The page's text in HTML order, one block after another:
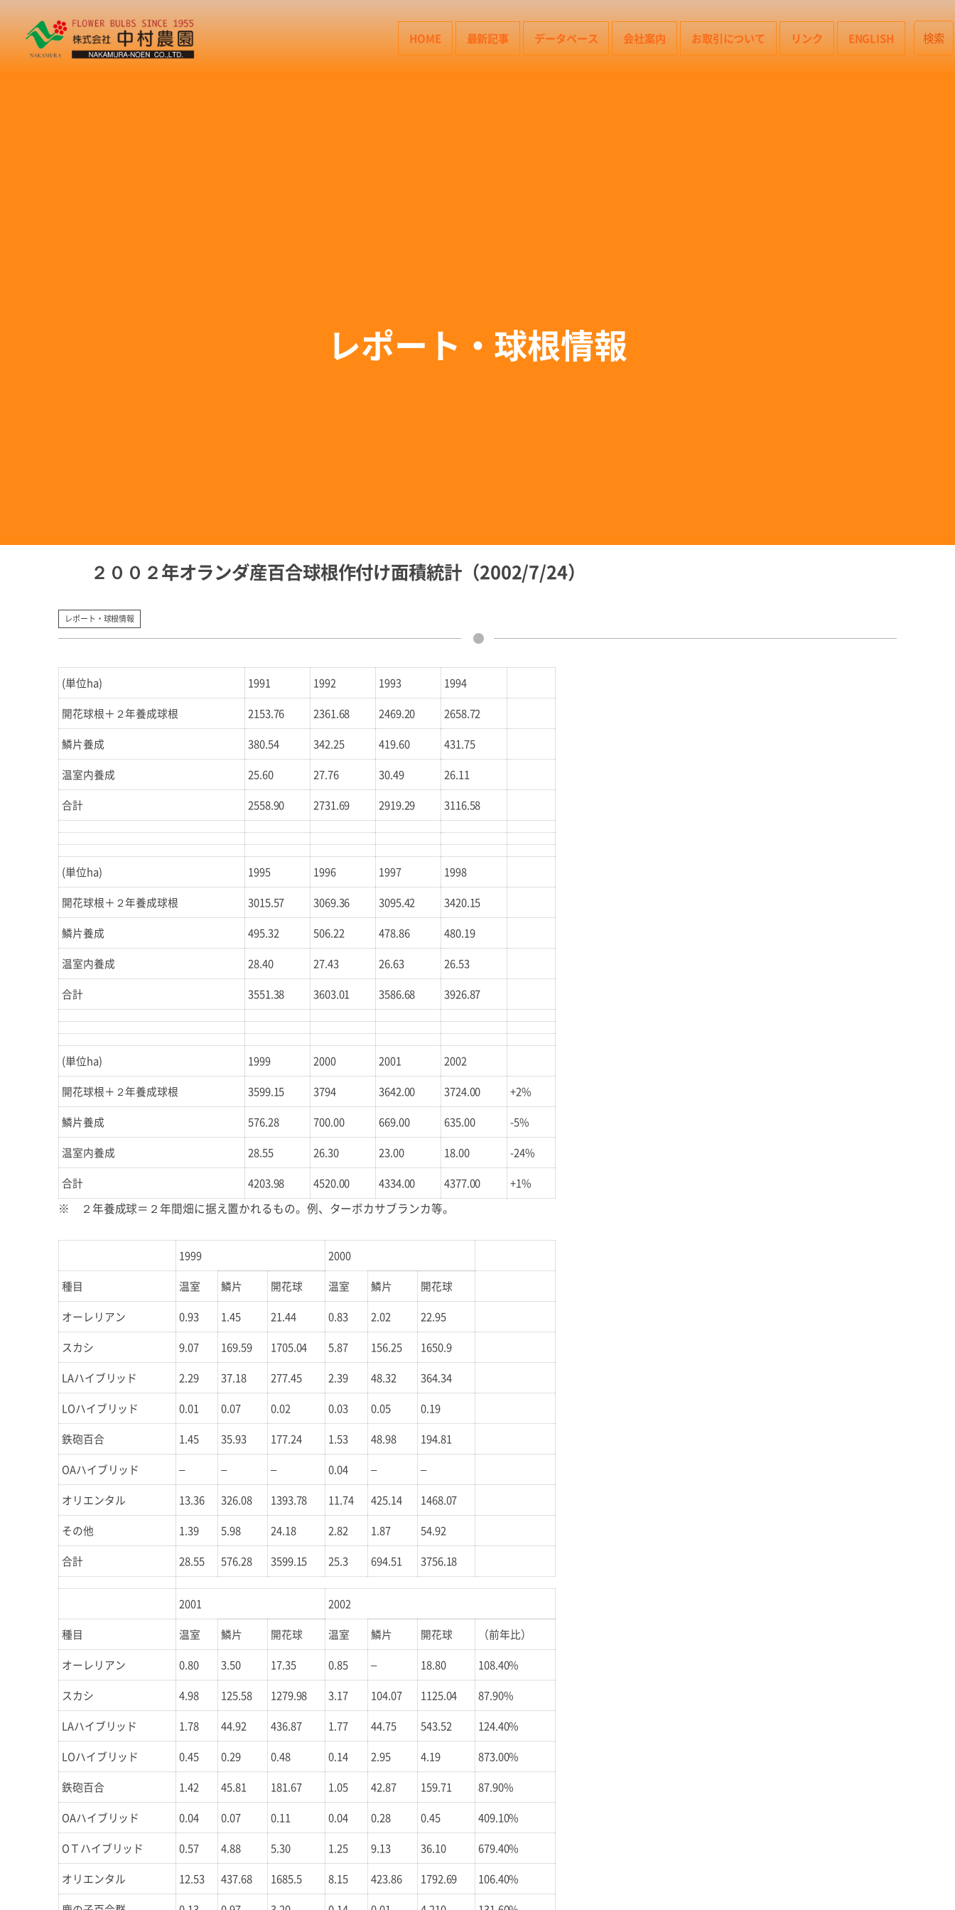
検索
HOME 最新記事 データベース 会社案内 お取引について リンク ENGLISH
レポート・球根情報
２００２年オランダ産百合球根作付け面積統計（2002/7/24）
レポート・球根情報
(単位ha) 1991 1992 1993
1994
開花球根＋２年養成球根
2153.76 2361.68 2469.20
2658.72
鱗片養成
380.54 342.25 419.60
431.75
温室内養成
25.60 27.76 30.49
26.11
合計
2558.90 2731.69 2919.29 3116.58
(単位ha) 1995 1996 1997
1998
開花球根＋２年養成球根
3015.57 3069.36 3095.42
3420.15
鱗片養成
495.32 506.22 478.86
480.19
温室内養成
28.40 27.43 26.63
26.53
合計
3551.38 3603.01 3586.68 3926.87
(単位ha) 1999 2000 2001
2002
開花球根＋２年養成球根
3599.15 3794 3642.00 3724.00
+2%
鱗片養成
576.28 700.00 669.00 635.00
-5%
温室内養成
28.55 26.30 23.00 18.00
-24%
合計
4203.98 4520.00 4334.00 4377.00 +1%
※ ２年養成球＝２年間畑に据え置かれるもの。例、ターボカサブランカ等。
1999
2000
種目
温室 鱗片 開花球 温室 鱗片
開花球
オーレリアン
0.93 1.45 21.44 0.83 2.02
22.95
スカシ
9.07 169.59 1705.04 5.87 156.25
1650.9
LAハイブリッド
2.29 37.18 277.45 2.39 48.32
364.34
LOハイブリッド
0.01 0.07 0.02 0.03 0.05
0.19
鉄砲百合
1.45 35.93 177.24 1.53 48.98
194.81
OAハイブリッド
– – – 0.04 –
–
オリエンタル
13.36 326.08 1393.78 11.74 425.14
1468.07
その他
1.39 5.98 24.18 2.82 1.87
54.92
合計
28.55 576.28 3599.15 25.3 694.51 3756.18
2001
2002
種目
温室 鱗片 開花球 温室 鱗片 開花球
（前年比）
オーレリアン
0.80 3.50 17.35 0.85 – 18.80
108.40%
スカシ
4.98 125.58 1279.98 3.17 104.07 1125.04
87.90%
LAハイブリッド
1.78 44.92 436.87 1.77 44.75 543.52
124.40%
LOハイブリッド
0.45 0.29 0.48 0.14 2.95 4.19
873.00%
鉄砲百合
1.42 45.81 181.67 1.05 42.87 159.71
87.90%
OAハイブリッド
0.04 0.07 0.11 0.04 0.28 0.45
409.10%
OＴハイブリッド
0.57 4.88 5.30 1.25 9.13 36.10
679.40%
オリエンタル
12.53 437.68 1685.5 8.15 423.86 1792.69
106.40%